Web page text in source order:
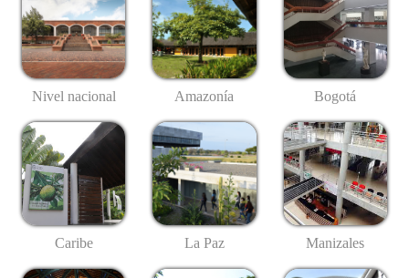
Nivel nacional Amazonía Bogotá
Caribe La Paz Manizales